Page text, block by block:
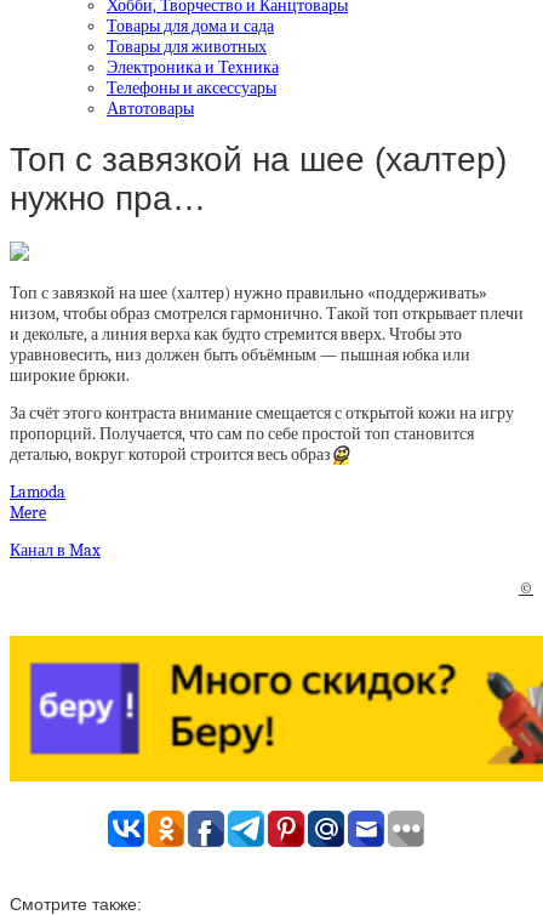
Хобби, Творчество и Канцтовары
Товары для дома и сада
Товары для животных
Электроника и Техника
Телефоны и аксессуары
Автотовары
Топ с завязкой на шее (халтер)
нужно пра…
Топ с завязкой на шее (халтер) нужно правильно «поддерживать»
низом, чтобы образ смотрелся гармонично. Такой топ открывает плечи
и декольте, а линия верха как будто стремится вверх. Чтобы это
уравновесить, низ должен быть объёмным — пышная юбка или
широкие брюки.
За счёт этого контраста внимание смещается с открытой кожи на игру
пропорций. Получается, что сам по себе простой топ становится
деталью, вокруг которой строится весь образ😉
Lamoda
Mere
Канал в Max
©
Смотрите также: